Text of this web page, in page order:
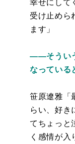
幸せにして
受け止めら
ます」
――そうい
なっている
笹原遼雅「
らい、好き
てちょっと
く感情が入